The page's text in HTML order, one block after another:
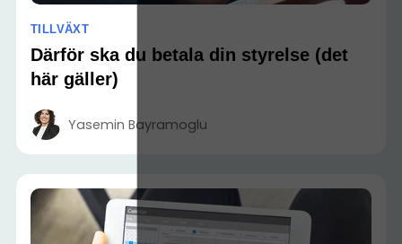
TILLVÄXT
Därför ska du betala din styrelse (det
här gäller)
Yasemin Bayramoglu